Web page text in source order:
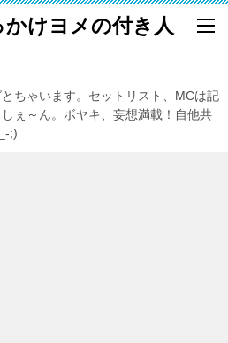
けヨメの付き人
ちゃいます。セットリスト、MCは記
ぇ～ん。ボヤキ、妄想満載！自他共
;)